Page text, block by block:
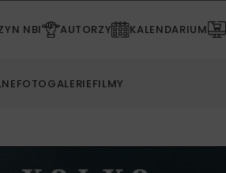
NBI AUTORZY KALENDARIUM
FOTOGALERIEFILMY